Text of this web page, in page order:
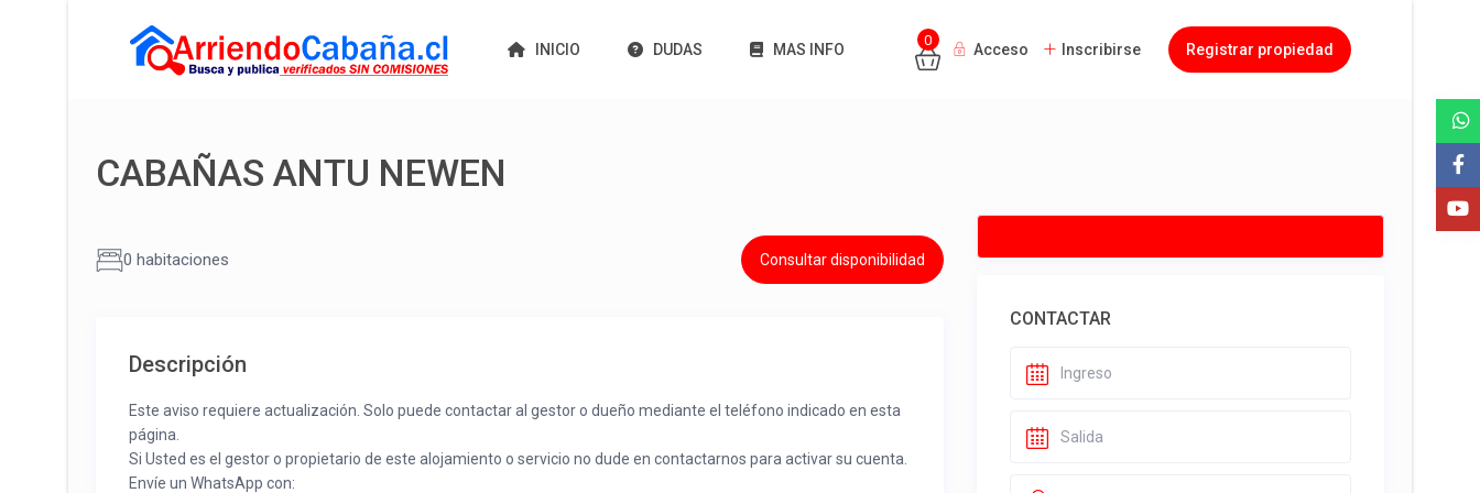
INICIO DUDAS MAS INFO
0
Acceso Inscribirse Registrar propiedad
CABAÑAS ANTU NEWEN
0 habitaciones Consultar disponibilidad
Descripción
Este aviso requiere actualización. Solo puede contactar al gestor o dueño mediante el teléfono indicado en esta
página.
Si Usted es el gestor o propietario de este alojamiento o servicio no dude en contactarnos para activar su cuenta.
Envíe un WhatsApp con:
CONTACTAR